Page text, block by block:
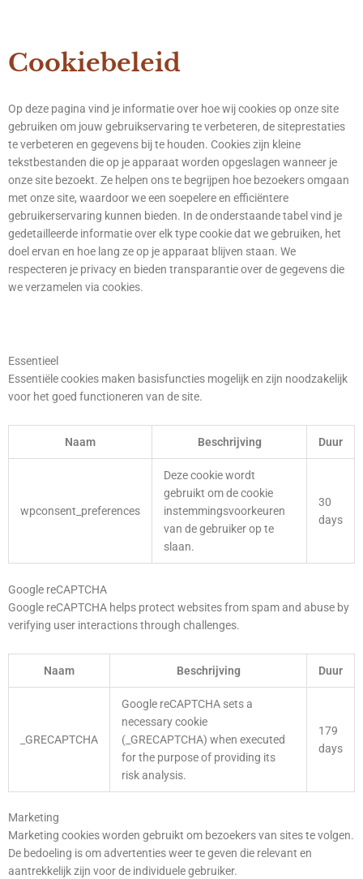
Cookiebeleid
Op deze pagina vind je informatie over hoe wij cookies op onze site
gebruiken om jouw gebruikservaring te verbeteren, de siteprestaties
te verbeteren en gegevens bij te houden. Cookies zijn kleine
tekstbestanden die op je apparaat worden opgeslagen wanneer je
onze site bezoekt. Ze helpen ons te begrijpen hoe bezoekers omgaan
met onze site, waardoor we een soepelere en efficiëntere
gebruikerservaring kunnen bieden. In de onderstaande tabel vind je
gedetailleerde informatie over elk type cookie dat we gebruiken, het
doel ervan en hoe lang ze op je apparaat blijven staan. We
respecteren je privacy en bieden transparantie over de gegevens die
we verzamelen via cookies.
Essentieel
Essentiële cookies maken basisfuncties mogelijk en zijn noodzakelijk
voor het goed functioneren van de site.
Naam Beschrijving Duur
wpconsent_preferences
Deze cookie wordt
gebruikt om de cookie
instemmingsvoorkeuren
van de gebruiker op te
slaan.
30
days
Google reCAPTCHA
Google reCAPTCHA helps protect websites from spam and abuse by
verifying user interactions through challenges.
Naam Beschrijving Duur
_GRECAPTCHA
Google reCAPTCHA sets a
necessary cookie
(_GRECAPTCHA) when executed
for the purpose of providing its
risk analysis.
179
days
Marketing
Marketing cookies worden gebruikt om bezoekers van sites te volgen.
De bedoeling is om advertenties weer te geven die relevant en
aantrekkelijk zijn voor de individuele gebruiker.